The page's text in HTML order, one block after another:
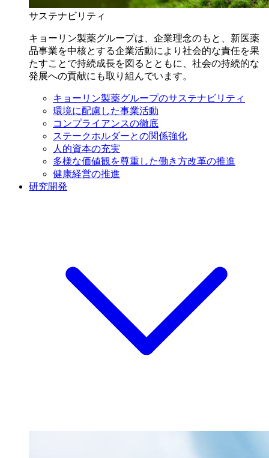
サステナビリティ
キョーリン製薬グループは、企業理念のもと、新医薬
品事業を中核とする企業活動により社会的な責任を果
たすことで持続成長を図るとともに、社会の持続的な
発展への貢献にも取り組んでいます。
キョーリン製薬グループのサステナビリティ
環境に配慮した事業活動
コンプライアンスの徹底
ステークホルダーとの関係強化
人的資本の充実
多様な価値観を尊重した働き方改革の推進
健康経営の推進
研究開発